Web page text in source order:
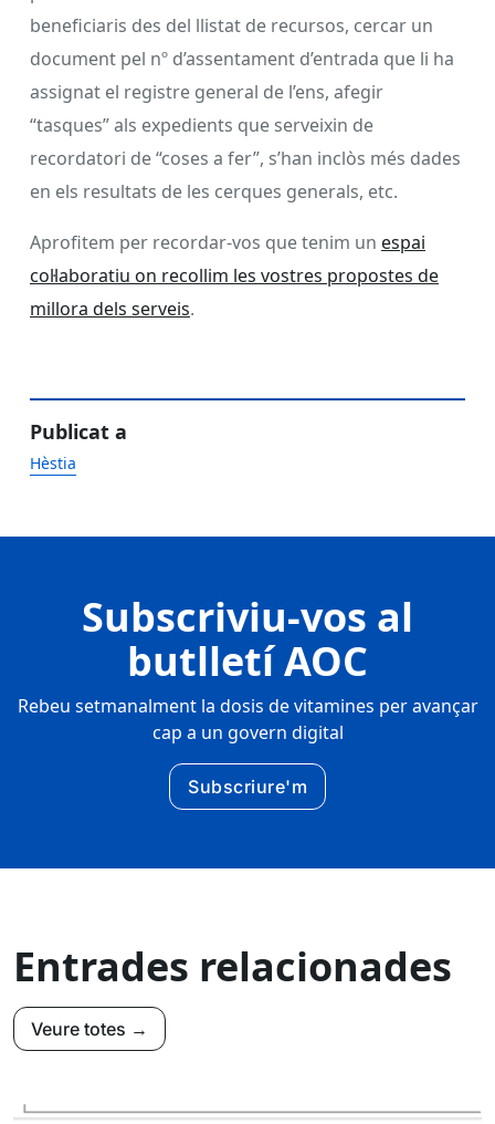
beneficiaris des del llistat de recursos, cercar un
document pel nº d’assentament d’entrada que li ha
assignat el registre general de l’ens, afegir
“tasques” als expedients que serveixin de
recordatori de “coses a fer”, s’han inclòs més dades
en els resultats de les cerques generals, etc.
Aprofitem per recordar-vos que tenim un espai
col·laboratiu on recollim les vostres propostes de
millora dels serveis.
Publicat a
Hèstia
Subscriviu-vos al
butlletí AOC
Rebeu setmanalment la dosis de vitamines per avançar
cap a un govern digital
Subscriure'm
Entrades relacionades
Veure totes →